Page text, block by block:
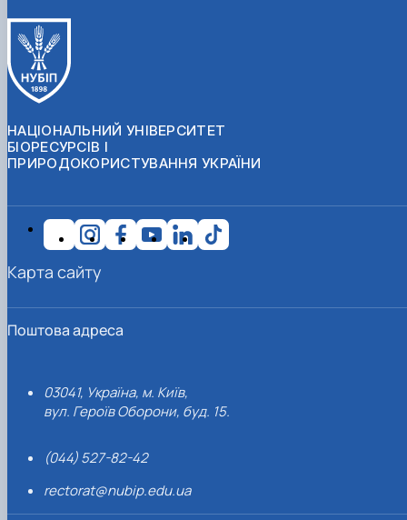
НАЦІОНАЛЬНИЙ УНІВЕРСИТЕТ
БІОРЕСУРСІВ І
ПРИРОДОКОРИСТУВАННЯ УКРАЇНИ
Поштова адреса
03041, Україна, м. Київ,
вул. Героїв Оборони, буд. 15.
(044) 527-82-42
rectorat@nubip.edu.ua
Карта сайту